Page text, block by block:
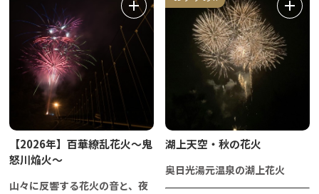
【2026年】百華繚乱花火～鬼
怒川焔火～
山々に反響する花火の音と、夜
湖上天空・秋の花火
奥日光湯元温泉の湖上花火